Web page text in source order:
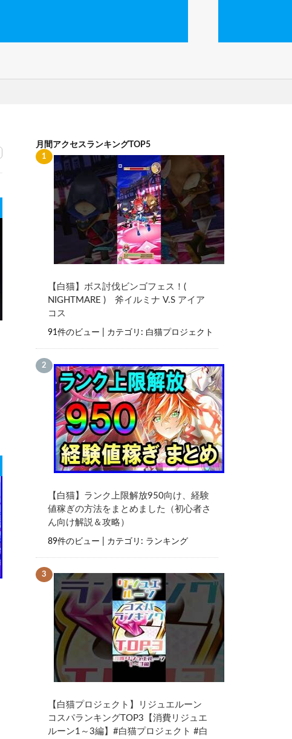
月間アクセスランキングTOP5
【白猫】ボス討伐ビンゴフェス！(
NIGHTMARE ) 斧イルミナ V.S アイア
コス
91件のビュー カテゴリ: 白猫プロジェクト
【白猫】ランク上限解放950向け、経験
値稼ぎの方法をまとめました（初心者さ
ん向け解説＆攻略）
89件のビュー カテゴリ: ランキング
【白猫プロジェクト】リジュエルーン
コスパランキングTOP3【消費リジュエ
ルーン1～3編】#白猫プロジェクト #白